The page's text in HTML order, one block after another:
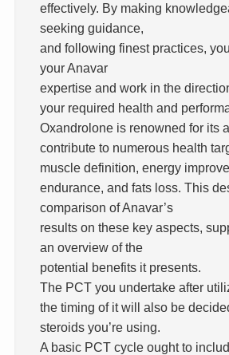
effectively. By making
seeking guidance,
and following finest practices,
your Anavar
expertise and work in the
your required health and
Oxandrolone is renowned for its
contribute to numerous health
muscle definition, energy
endurance, and fats loss. This
comparison of Anavar’s
results on these key aspects,
an overview of the
potential benefits it presents.
The PCT you undertake after
the timing of it will also be
steroids you’re using.
A basic PCT cycle ought to